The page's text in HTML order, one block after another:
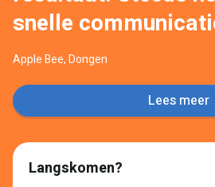
snelle
Apple Bee, Dongen
Lees meer
Langskomen?